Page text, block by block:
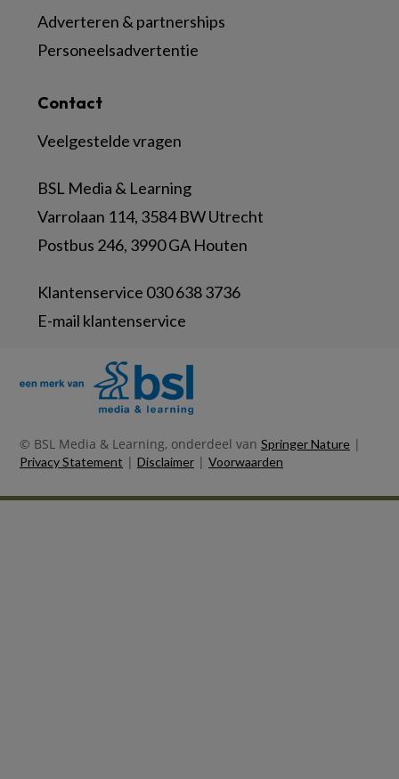
Contact
Veelgestelde vragen
BSL Media & Learning
Varrolaan 114, 3584 BW Utrecht
Postbus 246, 3990 GA Houten
Klantenservice 030 638 3736
E-mail klantenservice
Adverteren & partnerships
Personeelsadvertentie
© BSL Media & Learning, onderdeel van Springer Nature |
Privacy Statement | Disclaimer | Voorwaarden